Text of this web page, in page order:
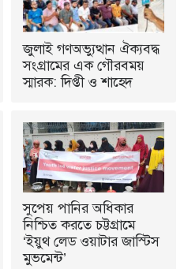
জুলাই গণঅভ্যুত্থান ঐক্যবদ্ধ
সংগ্রামের এক গৌরবময়
স্মারক: দিপ্তী ও শাহেদ
সুপেয় পানির অধিকার
নিশ্চিত করতে চট্টগ্রামে
‘ইয়ুথ লেড ওয়াটার জাস্টিস
মুভমেন্ট’